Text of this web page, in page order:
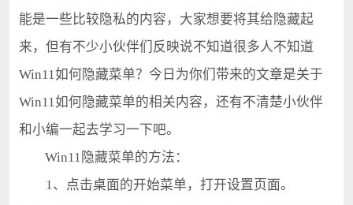
能是一些比较隐私的内容，大家想要将其给隐藏起
来，但有不少小伙伴们反映说不知道很多人不知道
Win11如何隐藏菜单？今日为你们带来的文章是关于
Win11如何隐藏菜单的相关内容，还有不清楚小伙伴
和小编一起去学习一下吧。
Win11隐藏菜单的方法：
1、点击桌面的开始菜单，打开设置页面。